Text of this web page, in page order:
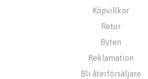
Köpvillkor
Retur
Byten
Reklamation
Bli återförsäljare